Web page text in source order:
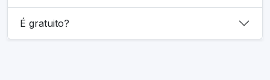
É gratuito?